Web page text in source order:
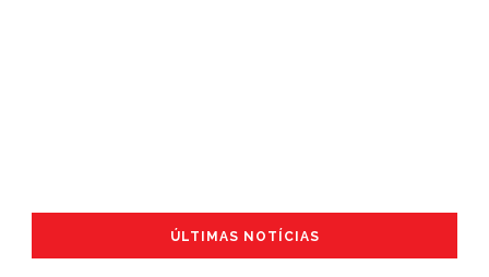
ÚLTIMAS NOTÍCIAS